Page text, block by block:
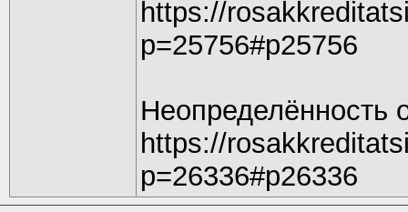
https://
p=25756#p25756
Неопределённость
https://
p=26336#p26336